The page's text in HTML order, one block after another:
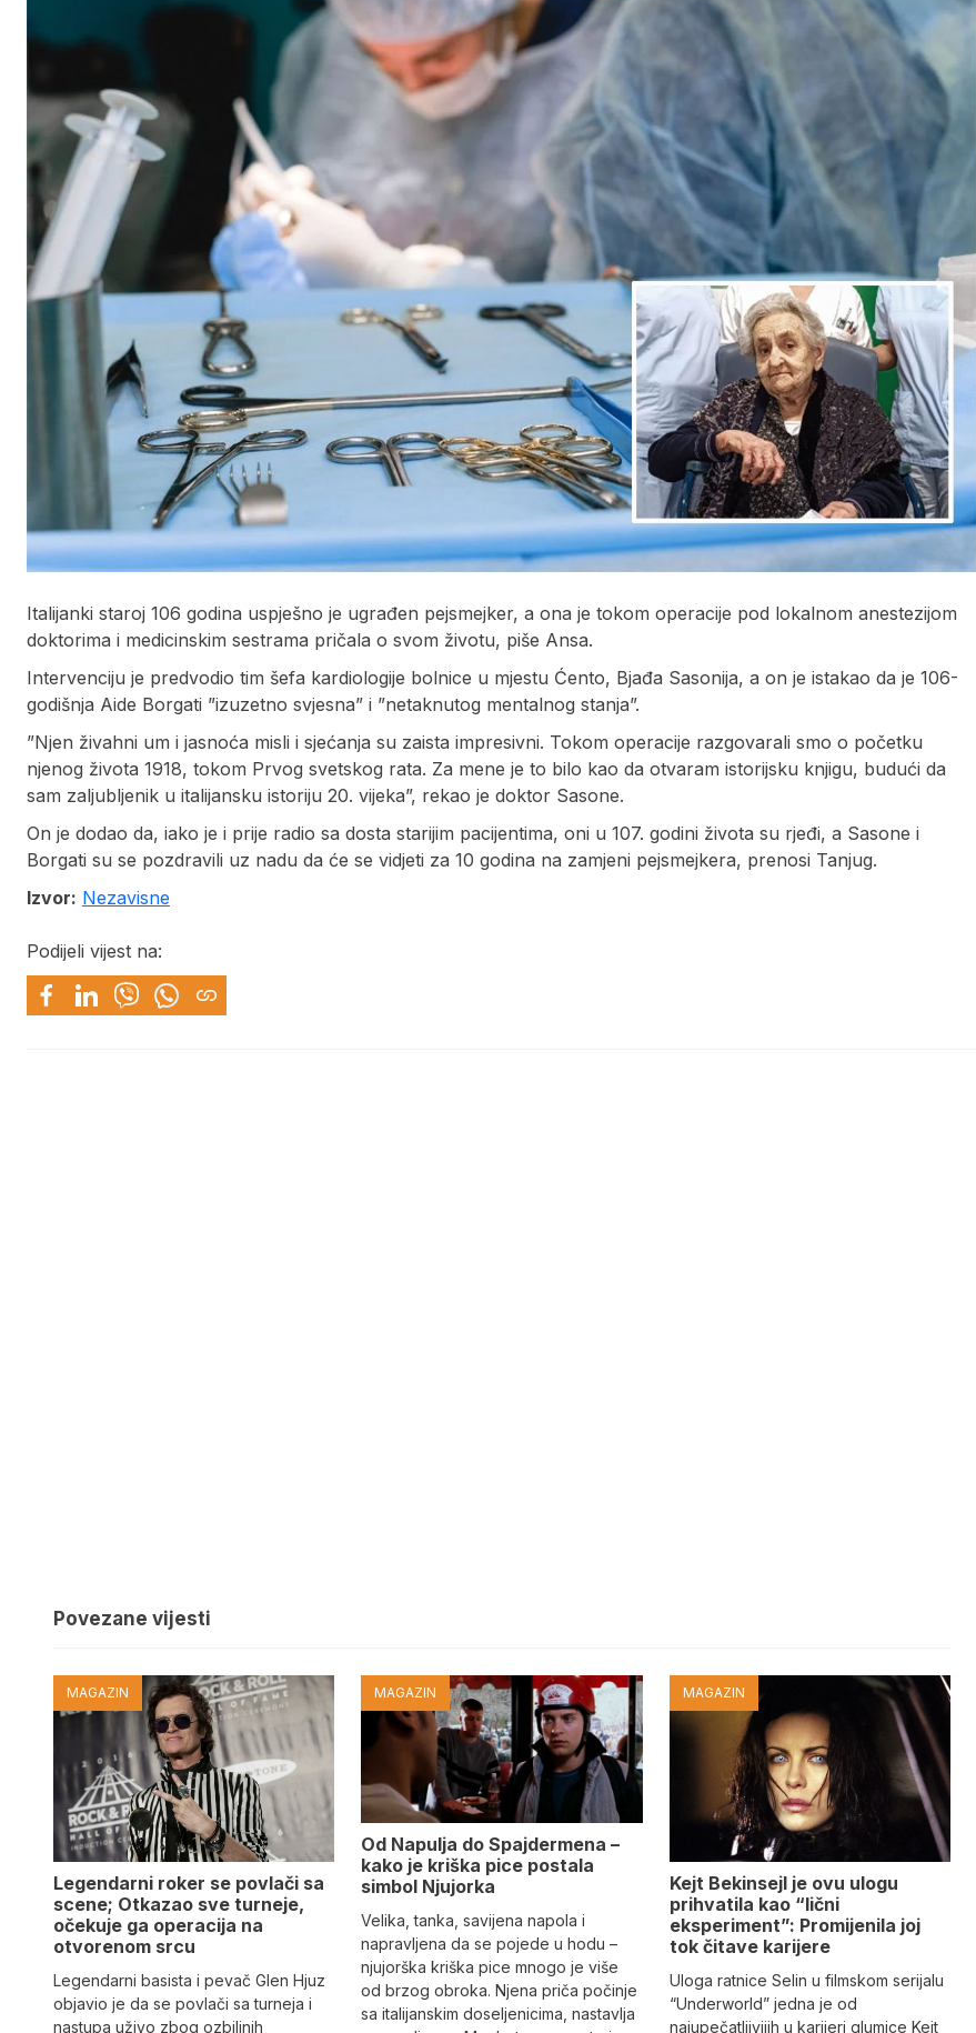
Italijanki staroj 106 godina uspješno je ugrađen pejsmejker, a ona je tokom operacije pod lokalnom anestezijom
doktorima i medicinskim sestrama pričala o svom životu, piše Ansa.
Intervenciju je predvodio tim šefa kardiologije bolnice u mjestu Ćento, Bjađa Sasonija, a on je istakao da je 106-
godišnja Aide Borgati ”izuzetno svjesna” i ”netaknutog mentalnog stanja”.
”Njen živahni um i jasnoća misli i sjećanja su zaista impresivni. Tokom operacije razgovarali smo o početku
njenog života 1918, tokom Prvog svetskog rata. Za mene je to bilo kao da otvaram istorijsku knjigu, budući da
sam zaljubljenik u italijansku istoriju 20. vijeka”, rekao je doktor Sasone.
On je dodao da, iako je i prije radio sa dosta starijim pacijentima, oni u 107. godini života su rjeđi, a Sasone i
Borgati su se pozdravili uz nadu da će se vidjeti za 10 godina na zamjeni pejsmejkera, prenosi Tanjug.
Izvor: Nezavisne
Podijeli vijest na:
Povezane vijesti
MAGAZIN
Legendarni roker se povlači sa
scene; Otkazao sve turneje,
očekuje ga operacija na
otvorenom srcu
Legendarni basista i pevač Glen Hjuz
objavio je da se povlači sa turneja i
nastupa uživo zbog ozbiljnih
MAGAZIN
Od Napulja do Spajdermena –
kako je kriška pice postala
simbol Njujorka
Velika, tanka, savijena napola i
napravljena da se pojede u hodu –
njujorška kriška pice mnogo je više
od brzog obroka. Njena priča počinje
sa italijanskim doseljenicima, nastavlja
MAGAZIN
Kejt Bekinsejl je ovu ulogu
prihvatila kao “lični
eksperiment”: Promijenila joj
tok čitave karijere
Uloga ratnice Selin u filmskom serijalu
“Underworld” jedna je od
najupečatljivijih u karijeri glumice Kejt